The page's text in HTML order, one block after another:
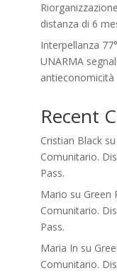
distanza di 6
Interpellanza
UNARMA
antieconomicità
Recent
Cristian Blacksu
Comunitario.
Pass.
Mario su Green
Comunitario.
Pass.
Maria In su
Comunitario.